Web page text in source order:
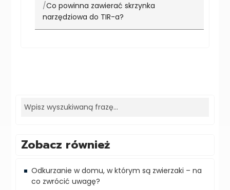
Co powinna zawierać skrzynka
narzędziowa do TIR-a?
Zobacz również
Odkurzanie w domu, w którym są zwierzaki – na
co zwrócić uwagę?